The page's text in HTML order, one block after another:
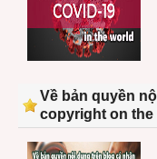
Về bản quyền
copyright on the